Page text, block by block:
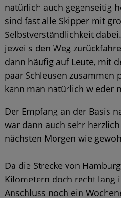
natürlich auch gegenseitig
sind fast alle Skipper mit
Selbstverständlichkeit
jeweils den Weg
dann häufig auf Leute, mit
paar Schleusen zusammen
kann man natürlich wieder
Der Empfang an der Basis
war dann auch sehr
nächsten Morgen wie
Da die Strecke von
Kilometern doch recht lang
Anschluss noch ein